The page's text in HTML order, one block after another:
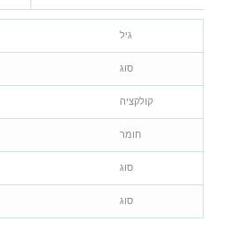
גיל
סוג
קולקציה
חומר
סוג
סוג